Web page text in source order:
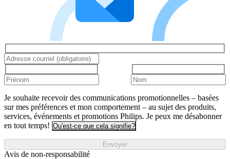
Je souhaite recevoir des communications promotionnelles – basées
sur mes préférences et mon comportement – au sujet des produits,
services, événements et promotions Philips. Je peux me désabonner
en tout temps! Qu'est-ce que cela signifie?
Envoyer
Avis de non-responsabilité